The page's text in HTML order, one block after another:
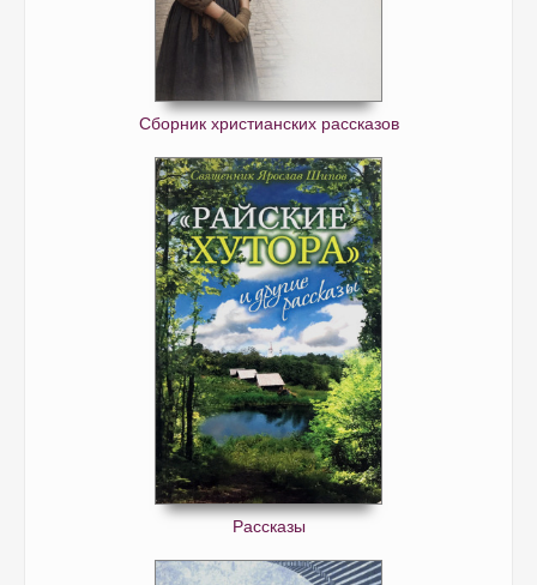
66-Глава 66. Величие других мест паломничества.
67-Глава 67. Пост в Манаса-тиртхе.
68-Глава 68. Плоды чтения и слушания Нарасимха пураны.
69-Вместо заключения
Сборник христианских рассказов
Рассказы